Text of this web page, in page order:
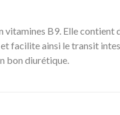
vitamines B9. Elle
facilite ainsi le transit
bon diurétique.